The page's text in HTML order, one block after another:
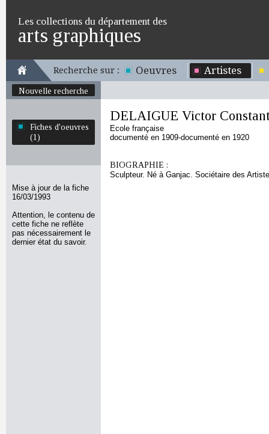
Les collections du département des
arts graphiques
Recherche sur : Oeuvres Artistes
Nouvelle recherche
Fiches d'oeuvres
(1)
Mise à jour de la fiche
16/03/1993
Attention, le contenu de
cette fiche ne reflète
pas nécessairement le
dernier état du savoir.
DELAIGUE Victor
Ecole française
documenté en 1909-documenté en 1920
BIOGRAPHIE :
Sculpteur. Né à Ganjac. Sociétaire des